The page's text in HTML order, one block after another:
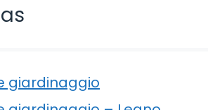
giardinaggio